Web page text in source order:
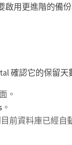
啟用更進階的備
確認它的保留天
。
。
前資料庫已經自